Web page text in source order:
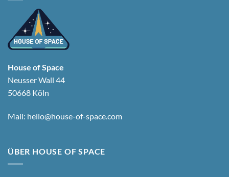
House of Space
Neusser Wall 44
50668 Köln
Mail: hello@house-of-space.com
ÜBER HOUSE OF SPACE